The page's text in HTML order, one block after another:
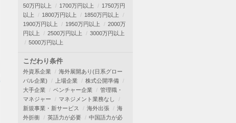
50万円以上
1700万円以上
1750万円
以上
1800万円以上
1850万円以上
1900万円以上
1950万円以上
2000万
円以上
2500万円以上
3000万円以上
5000万円以上
こだわり条件
外資系企業
海外展開あり(日系グロー
バル企業)
上場企業
株式公開準備
大手企業
ベンチャー企業
管理職・
マネジャー
マネジメント業務なし
新規事業・新サービス
海外出張
海
外折衝
英語力が必要
中国語力が必